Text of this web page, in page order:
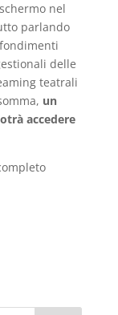
nel
parlando
delle
teatrali
un
accedere